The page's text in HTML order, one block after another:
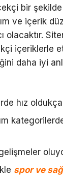
bir
ve içerik
olacaktır.
içeriklerle
daha iyi
hız oldukça
spor ve